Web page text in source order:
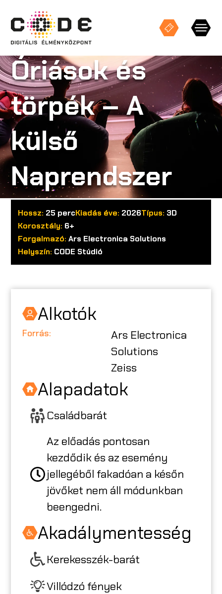
Keresés
KIÁLLÍTÁSOK
STÚDIÓ VETÍTÉSEK
ESEMÉNYEK
CODE TEREK
A CODE-RÓL
CODE CREATOR
RENDEZVÉNYSZERVEZŐKNEK
Óriások és
törpék – A
külső
Naprendszer
Hossz: 25 percKiadás éve: 2026Típus: 3D
Korosztály: 6+
Forgalmazó: Ars Electronica Solutions
Helyszín: CODE Stúdió
Alkotók
Forrás:
Ars Electronica
Solutions
Zeiss
Alapadatok
Családbarát
Az előadás pontosan
kezdődik és az esemény
jellegéből fakadóan a későn
jövőket nem áll módunkban
beengedni.
Akadálymentesség
Kerekesszék-barát
Villódzó fények